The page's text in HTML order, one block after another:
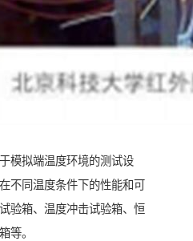
模拟端温度环境的测试设
不同温度条件下的性能和可
验箱、温度冲击试验箱、恒
等。